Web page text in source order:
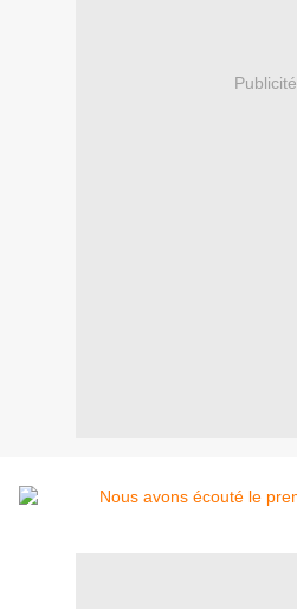
Publicité